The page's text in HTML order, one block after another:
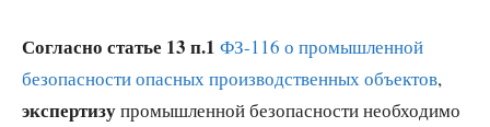
Согласно статье 13 п.1 ФЗ-116 о промышленной
безопасности опасных производственных объектов,
экспертизупромышленной безопасности необходимо